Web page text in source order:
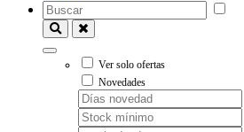
Ver solo ofertas
Novedades